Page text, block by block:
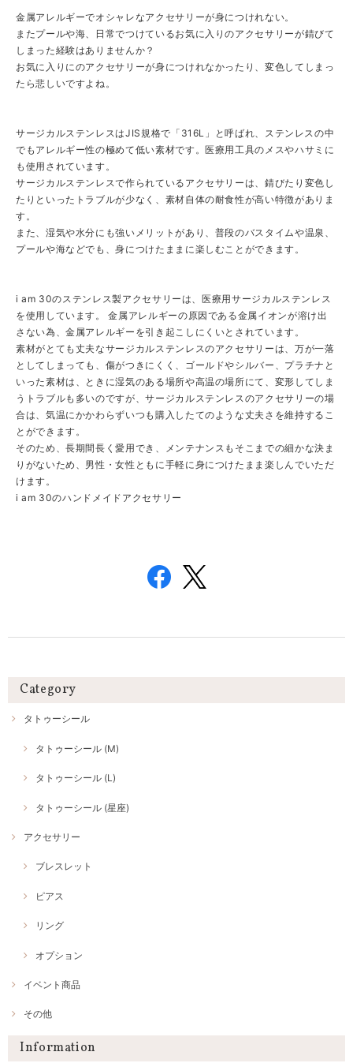
金属アレルギーでオシャレなアクセサリーが身につけれない。
またプールや海、日常でつけているお気に入りのアクセサリーが錆びて
しまった経験はありませんか？
お気に入りにのアクセサリーが身につけれなかったり、変色してしまっ
たら悲しいですよね。
サージカルステンレスはJIS規格で「316L」と呼ばれ、ステンレスの中
でもアレルギー性の極めて低い素材です。医療用工具のメスやハサミに
も使用されています。
サージカルステンレスで作られているアクセサリーは、錆びたり変色し
たりといったトラブルが少なく、素材自体の耐食性が高い特徴がありま
す。
また、湿気や水分にも強いメリットがあり、普段のバスタイムや温泉、
プールや海などでも、身につけたままに楽しむことができます。
i am 30のステンレス製アクセサリーは、医療用サージカルステンレス
を使用しています。 金属アレルギーの原因である金属イオンが溶け出
さない為、金属アレルギーを引き起こしにくいとされています。
素材がとても丈夫なサージカルステンレスのアクセサリーは、万が一落
としてしまっても、傷がつきにくく、ゴールドやシルバー、プラチナと
いった素材は、ときに湿気のある場所や高温の場所にて、変形してしま
うトラブルも多いのですが、サージカルステンレスのアクセサリーの場
合は、気温にかかわらずいつも購入したてのような丈夫さを維持するこ
とができます。
そのため、長期間長く愛用でき、メンテナンスもそこまでの細かな決ま
りがないため、男性・女性ともに手軽に身につけたまま楽しんでいただ
けます。
i am 30のハンドメイドアクセサリー
Category
タトゥーシール
タトゥーシール (M)
タトゥーシール (L)
タトゥーシール (星座)
アクセサリー
ブレスレット
ピアス
リング
オプション
イベント商品
その他
Information